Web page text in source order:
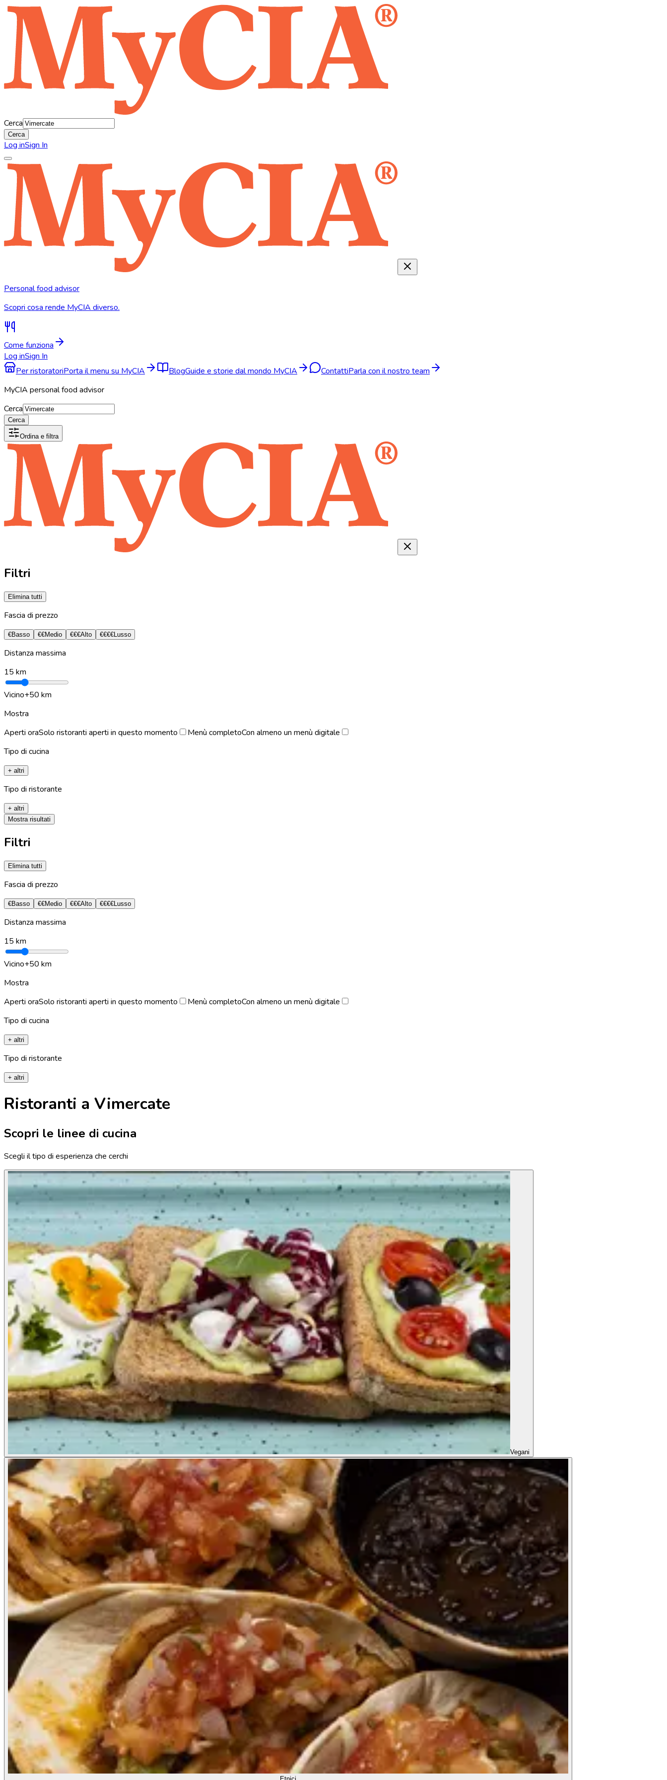
Cerca
Cerca
Log inSign In
Personal food advisor
Scopri cosa rende MyCIA diverso.
Come funziona
Log inSign In
Per ristoratoriPorta il menu su MyCIA BlogGuide e storie dal mondo MyCIA ContattiParla con il nostro team
MyCIA personal food advisor
Cerca
Cerca
Ordina e filtra
Filtri
Elimina tutti
Fascia di prezzo
€Basso €€Medio €€€Alto €€€€ Lusso
Distanza massima
15 km
Vicino+50 km
Mostra
Aperti oraSolo ristoranti aperti in questo momento Menù completoCon almeno un menù digitale
Tipo di cucina
+ altri
Tipo di ristorante
+ altri
Mostra risultati
Filtri
Elimina tutti
Fascia di prezzo
€Basso €€Medio €€€Alto €€€€Lusso
Distanza massima
15 km
Vicino+50 km
Mostra
Aperti oraSolo ristoranti aperti in questo momento Menù completoCon almeno un menù digitale
Tipo di cucina
+ altri
Tipo di ristorante
+ altri
Ristoranti a Vimercate
Scopri le linee di cucina
Scegli il tipo di esperienza che cerchi
Vegani